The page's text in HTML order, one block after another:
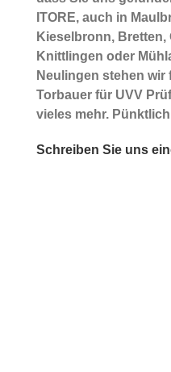
ITORE, auch in
Kieselbronn,
Knittlingen oder
Neulingen stehen wir
Torbauer für UVV
vieles mehr.
Schreiben Sie uns